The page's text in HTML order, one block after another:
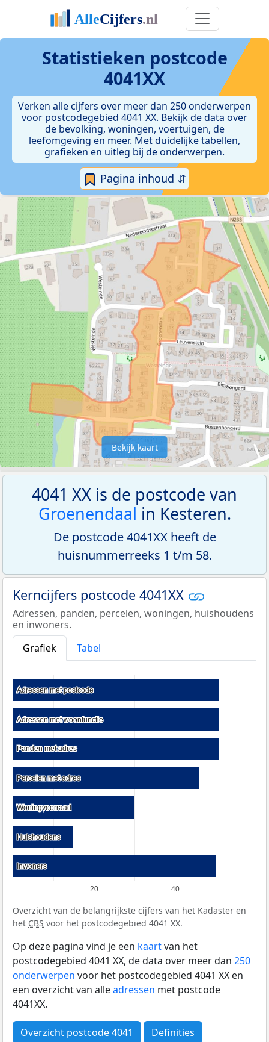
Statistieken postcode
4041XX
Verken alle cijfers over meer dan 250 onderwerpen
voor postcodegebied 4041 XX. Bekijk de data over
de bevolking, woningen, voertuigen, de
leefomgeving en meer. Met duidelijke tabellen,
grafieken en uitleg bij de onderwerpen.
Pagina inhoud ⇵
Bekijk kaart
4041 XX is de postcode van
Groenendaal in Kesteren.
De postcode 4041XX heeft de
huisnummerreeks 1 t/m 58.
Kerncijfers postcode 4041XX
Adressen, panden, percelen, woningen, huishoudens
en inwoners.
Grafiek
Tabel
20 40
Adressen met postcode
Adressen met postcode
Adressen met woonfunctie
Adressen met woonfunctie
Panden met adres
Panden met adres
Percelen met adres
Percelen met adres
Woningvoorraad
Woningvoorraad
Huishoudens
Huishoudens
Inwoners
Inwoners
Overzicht van de belangrijkste cijfers van het Kadaster en
het CBS voor het postcodegebied 4041 XX.
Op deze pagina vind je een kaartvan het
postcodegebied 4041 XX, de data over meer dan 250
onderwerpen voor het postcodegebied 4041 XX en
een overzicht van alleadressen met postcode
4041XX.
Overzicht postcode 4041 Definities